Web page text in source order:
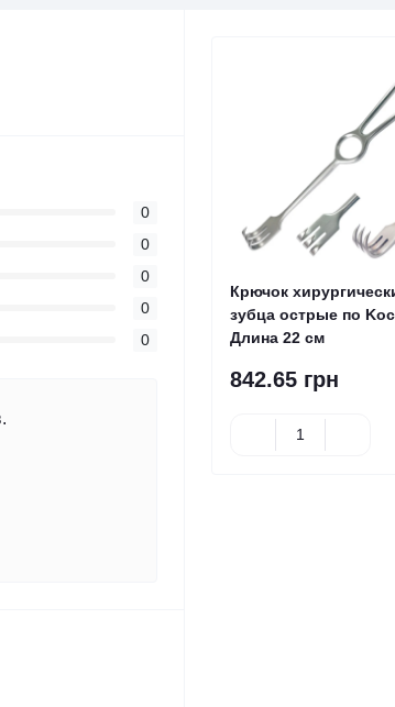
0
0
0
0
0
Крючок
зубца острые по
Длина 22 см
842.65 грн